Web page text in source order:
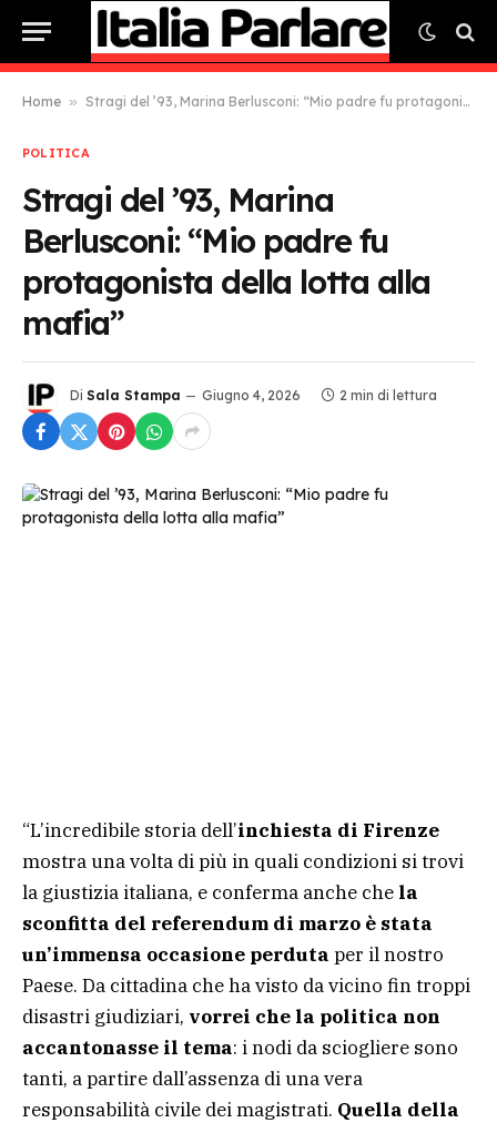
Home » Stragi del ’93, Marina Berlusconi: “Mio padre fu protagonista della lotta alla mafia”
POLITICA
Stragi del ’93, Marina
Berlusconi: “Mio padre fu
protagonista della lotta alla
mafia”
Di Sala Stampa Giugno 4, 2026 2 min di lettura
“L’incredibile storia dell’inchiesta di Firenze
mostra una volta di più in quali condizioni si trovi
la giustizia italiana, e conferma anche che la
sconfitta del referendum di marzo è stata
un’immensa occasione perduta per il nostro
Paese. Da cittadina che ha visto da vicino fin troppi
disastri giudiziari, vorrei che la politica non
accantonasse il tema: i nodi da sciogliere sono
tanti, a partire dall’assenza di una vera
responsabilità civile dei magistrati. Quella della